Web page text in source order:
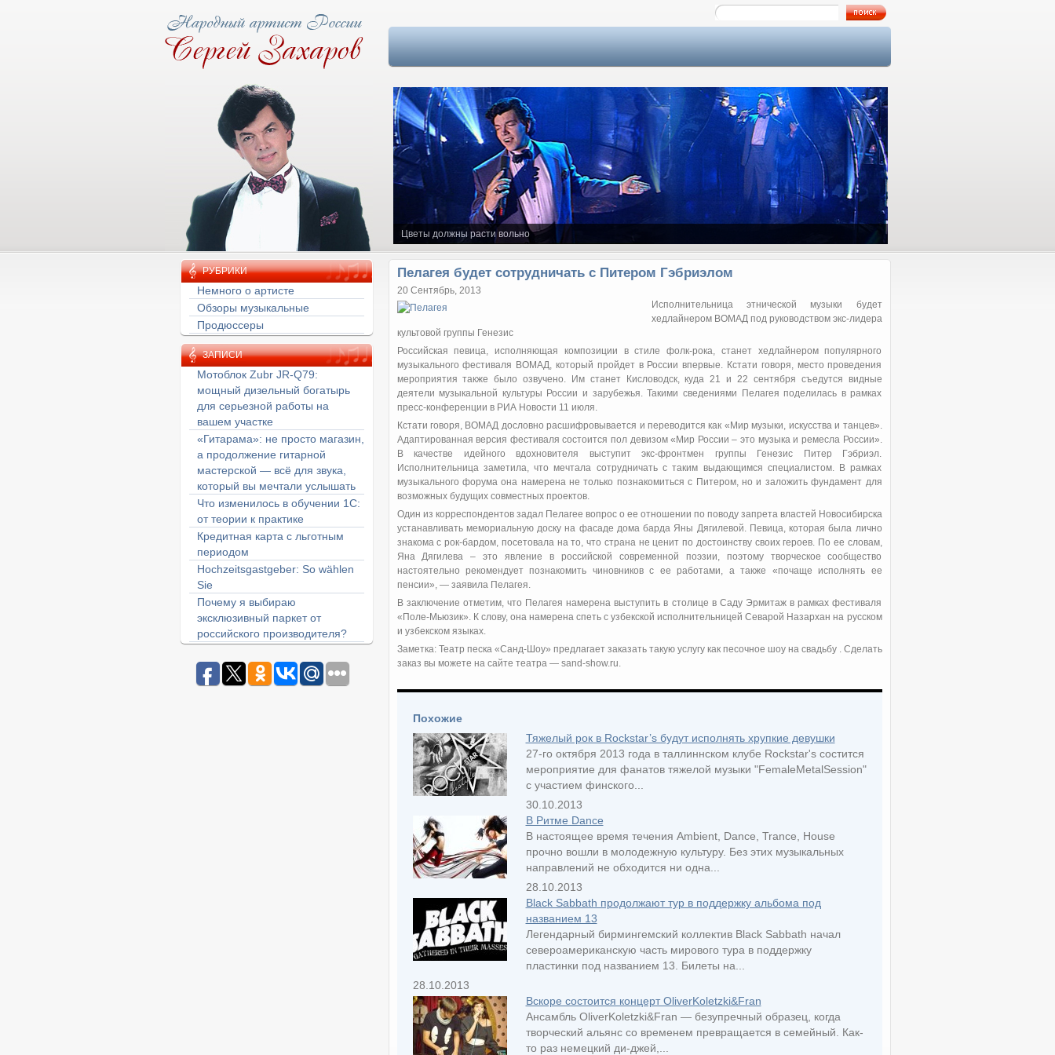
Цветы должны расти вольно
РУБРИКИ
Немного о артисте
Обзоры музыкальные
Продюссеры
ЗАПИСИ
Мотоблок Zubr JR-Q79:
мощный дизельный богатырь
для серьезной работы на
вашем участке
«Гитарама»: не просто магазин,
а продолжение гитарной
мастерской — всё для звука,
который вы мечтали услышать
Что изменилось в обучении 1С:
от теории к практике
Кредитная карта с льготным
периодом
Hochzeitsgastgeber: So wählen
Sie
Почему я выбираю
эксклюзивный паркет от
российского производителя?
Пелагея будет сотрудничать с Питером Гэбриэлом
20 Сентябрь, 2013
Исполнительница этнической музыки будет
хедлайнером ВОМАД под руководством экс-лидера
культовой группы Генезис
Российская певица, исполняющая композиции в стиле фолк-рока, станет хедлайнером популярного
музыкального фестиваля ВОМАД, который пройдет в России впервые. Кстати говоря, место проведения
мероприятия также было озвучено. Им станет Кисловодск, куда 21 и 22 сентября съедутся видные
деятели музыкальной культуры России и зарубежья. Такими сведениями Пелагея поделилась в рамках
пресс-конференции в РИА Новости 11 июля.
Кстати говоря, ВОМАД дословно расшифровывается и переводится как «Мир музыки, искусства и танцев».
Адаптированная версия фестиваля состоится пол девизом «Мир России – это музыка и ремесла России».
В качестве идейного вдохновителя выступит экс-фронтмен группы Генезис Питер Гэбриэл.
Исполнительница заметила, что мечтала сотрудничать с таким выдающимся специалистом. В рамках
музыкального форума она намерена не только познакомиться с Питером, но и заложить фундамент для
возможных будущих совместных проектов.
Один из корреспондентов задал Пелагее вопрос о ее отношении по поводу запрета властей Новосибирска
устанавливать мемориальную доску на фасаде дома барда Яны Дягилевой. Певица, которая была лично
знакома с рок-бардом, посетовала на то, что страна не ценит по достоинству своих героев. По ее словам,
Яна Дягилева – это явление в российской современной поэзии, поэтому творческое сообщество
настоятельно рекомендует познакомить чиновников с ее работами, а также «почаще исполнять ее
пенсии», — заявила Пелагея.
В заключение отметим, что Пелагея намерена выступить в столице в Саду Эрмитаж в рамках фестиваля
«Поле-Мьюзик». К слову, она намерена спеть с узбекской исполнительницей Севарой Назархан на русском
и узбекском языках.
Заметка: Театр песка «Санд-Шоу» предлагает заказать такую услугу как песочное шоу на свадьбу . Сделать
заказ вы можете на сайте театра — sand-show.ru.
Похожие
Тяжелый рок в Rockstar’s будут исполнять хрупкие девушки
27-го октября 2013 года в таллиннском клубе Rockstar's состится
мероприятие для фанатов тяжелой музыки "FemaleMetalSession"
с участием финского...
30.10.2013
В Ритме Dance
В настоящее время течения Ambient, Dance, Trance, House
прочно вошли в молодежную культуру. Без этих музыкальных
направлений не обходится ни одна...
28.10.2013
Black Sabbath продолжают тур в поддержку альбома под
названием 13
Легендарный бирмингемский коллектив Black Sabbath начал
североамериканскую часть мирового тура в поддержку
пластинки под названием 13. Билеты на...
28.10.2013
Вскоре состоится концерт OliverKoletzki&Fran
Ансамбль OliverKoletzki&Fran — безупречный образец, когда
творческий альянс со временем превращается в семейный. Как-
то раз немецкий ди-джей,...